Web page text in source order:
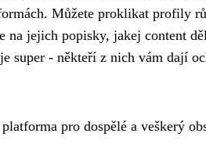
Můžete proklikat profily
jejich popisky, jakej content
super - někteří z nich vám dají
pro dospělé a veškerý